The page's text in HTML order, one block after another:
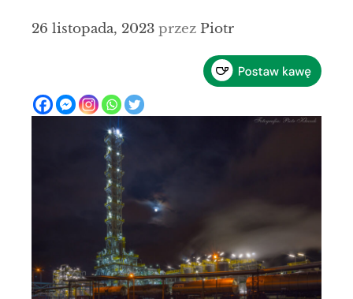
26 listopada, 2023 przez Piotr